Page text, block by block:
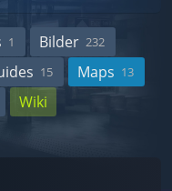
1 Bilder 232
15 Maps 13
Wiki